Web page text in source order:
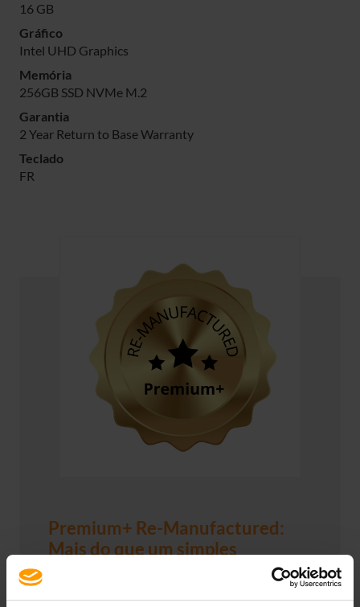
16 GB
Gráfico
Intel UHD Graphics
Memória
256GB SSD NVMe M.2
Garantia
2 Year Return to Base Warranty
Teclado
FR
Premium+ Re-Manufactured:
Mais do que um simples